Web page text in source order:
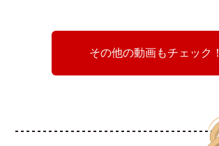
その他の動画もチェック！